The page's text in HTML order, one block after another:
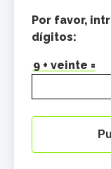
Por favor,
dígitos:
9 + veinte =